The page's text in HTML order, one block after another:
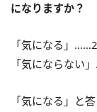
になりますか？
「気になる」
「気にならない
「気になる」と